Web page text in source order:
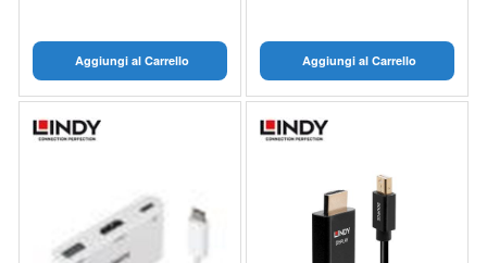
Aggiungi al Carrello Aggiungi al Carrello